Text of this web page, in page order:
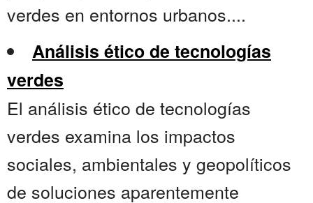
verdes en entornos urbanos....
Análisis ético de tecnologías
verdes
El análisis ético de tecnologías
verdes examina los impactos
sociales, ambientales y geopolíticos
de soluciones aparentemente